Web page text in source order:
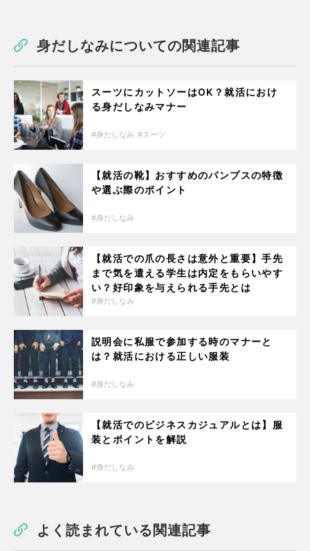
身だしなみについての関連記事
スーツにカットソーはOK？就活におけ
る身だしなみマナー
身だしなみ スーツ
【就活の靴】おすすめのパンプスの特徴
や選ぶ際のポイント
身だしなみ
【就活での爪の長さは意外と重要】手先
まで気を遣える学生は内定をもらいやす
い？好印象を与えられる手先とは
身だしなみ
説明会に私服で参加する時のマナーと
は？就活における正しい服装
身だしなみ
【就活でのビジネスカジュアルとは】服
装とポイントを解説
身だしなみ
よく読まれている関連記事